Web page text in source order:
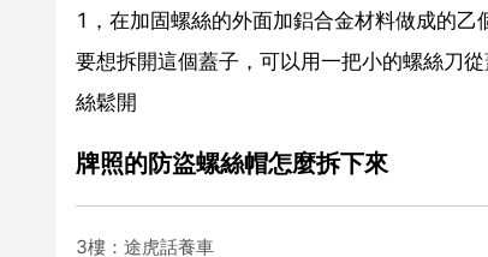
1，在加固螺絲的外面加鋁合金材料做成的
要想拆開這個蓋子，可以用一把小的螺絲刀
絲鬆開
牌照的防盜螺絲帽怎麼拆下來
3樓：途虎話養車